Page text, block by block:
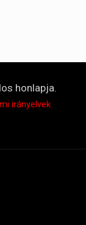
honlapja.
irányelvek